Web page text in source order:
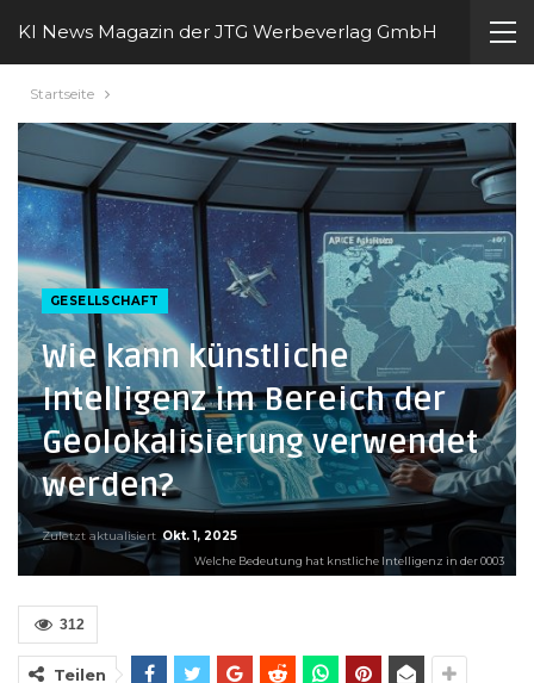
KI News Magazin der JTG Werbeverlag GmbH
Startseite
GESELLSCHAFT
Wie kann künstliche
Intelligenz im Bereich der
Geolokalisierung verwendet
werden?
Zuletzt aktualisiert Okt. 1, 2025
Welche Bedeutung hat knstliche Intelligenz in der 0003
312
Teilen